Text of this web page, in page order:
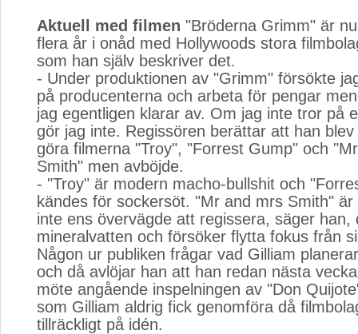
Aktuell med filmen "Bröderna Grimm" är
flera år i onåd med Hollywoods stora
som han själv beskriver det.
- Under produktionen av "Grimm" försökte
på producenterna och arbeta för pengar
jag egentligen klarar av. Om jag inte tror på
gör jag inte. Regissören berättar att han
göra filmerna "Troy", "Forrest Gump" och
Smith" men avböjde.
- "Troy" är modern macho-bullshit och
kändes för sockersöt. "Mr and mrs Smith"
inte ens övervägde att regissera, säger han,
mineralvatten och försöker flytta fokus från
Någon ur publiken frågar vad Gilliam
och då avlöjar han att han redan nästa
möte angående inspelningen av "Don
som Gilliam aldrig fick genomföra då
tillräckligt på idén.